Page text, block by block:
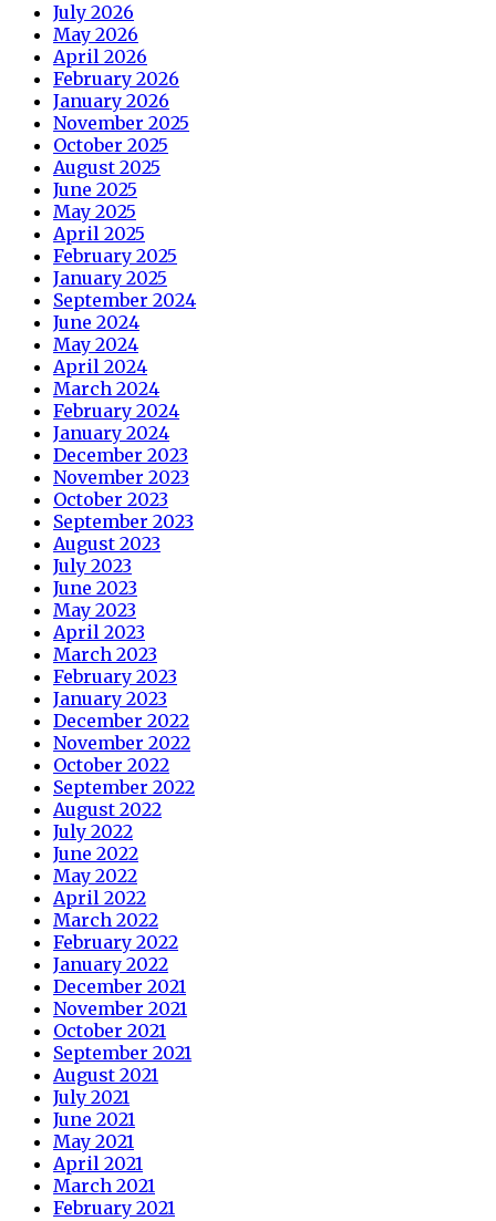
July 2026
May 2026
April 2026
February 2026
January 2026
November 2025
October 2025
August 2025
June 2025
May 2025
April 2025
February 2025
January 2025
September 2024
June 2024
May 2024
April 2024
March 2024
February 2024
January 2024
December 2023
November 2023
October 2023
September 2023
August 2023
July 2023
June 2023
May 2023
April 2023
March 2023
February 2023
January 2023
December 2022
November 2022
October 2022
September 2022
August 2022
July 2022
June 2022
May 2022
April 2022
March 2022
February 2022
January 2022
December 2021
November 2021
October 2021
September 2021
August 2021
July 2021
June 2021
May 2021
April 2021
March 2021
February 2021